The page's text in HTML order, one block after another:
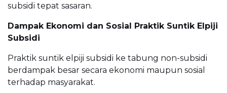
subsidi tepat sasaran.
Dampak Ekonomi dan Sosial Praktik Suntik Elpiji
Subsidi
Praktik suntik elpiji subsidi ke tabung non-subsidi
berdampak besar secara ekonomi maupun sosial
terhadap masyarakat.